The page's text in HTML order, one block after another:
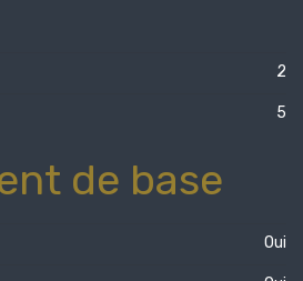
2
5
de base
Oui